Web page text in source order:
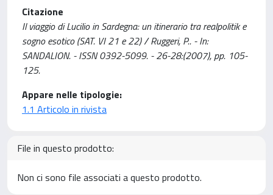
Citazione
Il viaggio di Lucilio in Sardegna: un itinerario tra realpolitik e
sogno esotico (SAT. VI 21 e 22) / Ruggeri, P.. - In:
SANDALION. - ISSN 0392-5099. - 26-28:(2007), pp. 105-
125.
Appare nelle tipologie:
1.1 Articolo in rivista
File in questo prodotto:
Non ci sono file associati a questo prodotto.